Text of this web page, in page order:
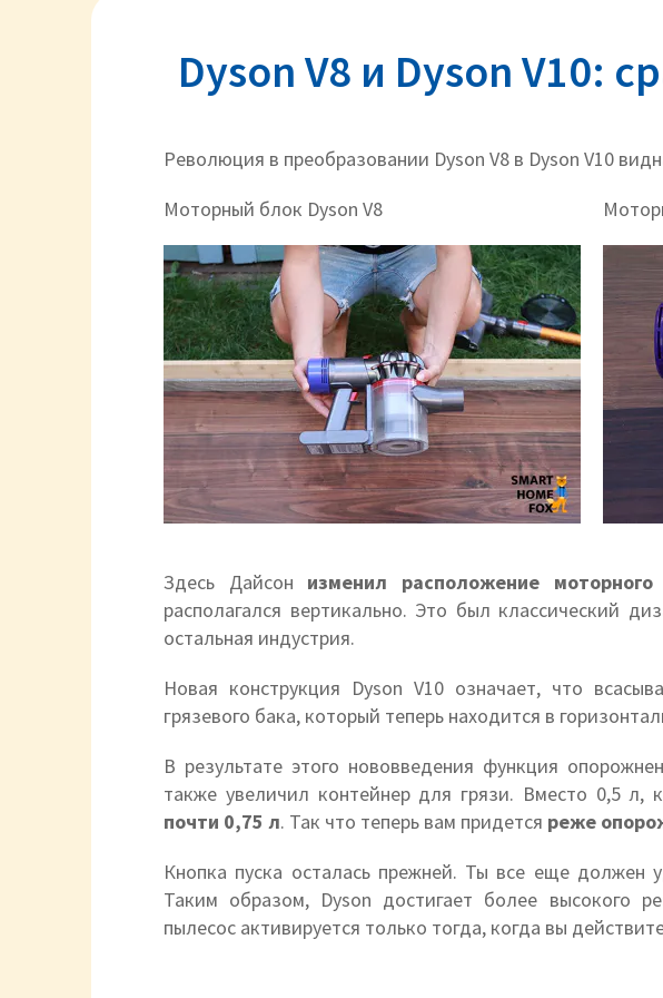
Dyson V8 и Dyson V10:
Революция в преобразовании Dyson V8 в Dyson V10
Моторный блок Dyson V8
Здесь Дайсон изменил расположение моторного
располагался вертикально. Это был классический
остальная индустрия.
Новая конструкция Dyson V10 означает, что
грязевого бака, который теперь находится в
В результате этого нововведения функция
также увеличил контейнер для грязи. Вместо 0,5 л,
почти 0,75 л. Так что теперь вам придется реже
Кнопка пуска осталась прежней. Ты все еще должен
Таким образом, Dyson достигает более высокого
пылесос активируется только тогда, когда вы